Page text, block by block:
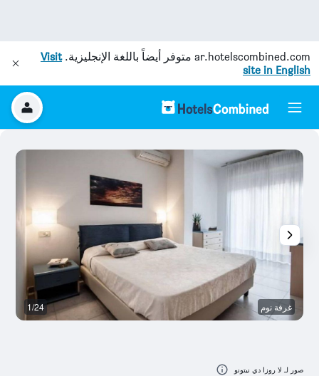
ar.hotelscombined.com متوفر أيضاً باللغة الإنجليزية.Visit
site in English
غرفة نوم 1/24
صور لـ لا روزا دي نيتونو